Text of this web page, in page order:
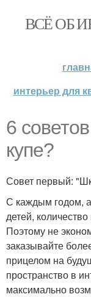
ВСЁ ОБ
интерьер для
6
купе?
Совет первый:
С каждым годом,
детей,
Поэтому не
заказывайте
прицелом на
пространство в
максимально